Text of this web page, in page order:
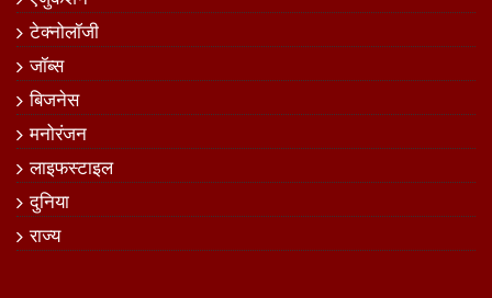
टेक्नोलॉजी
जॉब्स
बिजनेस
मनोरंजन
लाइफस्टाइल
दुनिया
राज्य